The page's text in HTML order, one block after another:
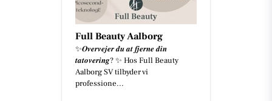
Full Beauty Aalborg
✨𝑶𝒗𝒆𝒓𝒗𝒆𝒋𝒆𝒓 𝒅𝒖 𝒂𝒕 𝒇𝒋𝒆𝒓𝒏𝒆 𝒅𝒊𝒏
𝒕𝒂𝒕𝒐𝒗𝒆𝒓𝒊𝒏𝒈? ✨ Hos Full Beauty
Aalborg SV tilbyder vi
professione...